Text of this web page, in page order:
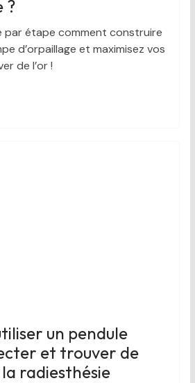
?
par étape comment construire
d’orpaillage et maximisez vos
de l’or !
un pendule
et trouver de
radiesthésie